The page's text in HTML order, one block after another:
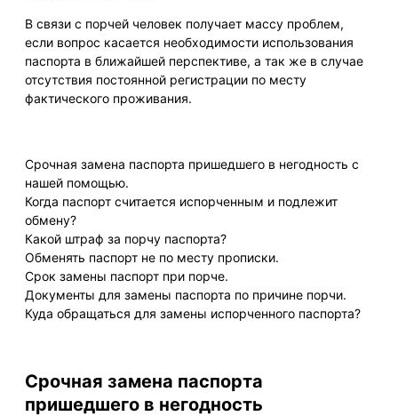
В связи с порчей человек получает массу проблем,
если вопрос касается необходимости использования
паспорта в ближайшей перспективе, а так же в случае
отсутствия постоянной регистрации по месту
фактического проживания.
Срочная замена паспорта пришедшего в негодность с
нашей помощью.
Когда паспорт считается испорченным и подлежит
обмену?
Какой штраф за порчу паспорта?
Обменять паспорт не по месту прописки.
Срок замены паспорт при порче.
Документы для замены паспорта по причине порчи.
Куда обращаться для замены испорченного паспорта?
Срочная замена паспорта
пришедшего в негодность